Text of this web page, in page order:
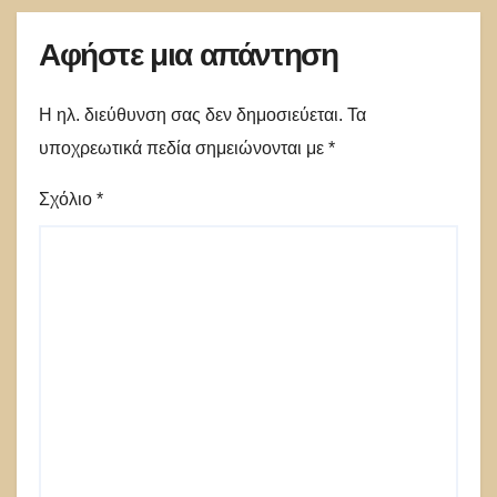
Αφήστε μια απάντηση
Η ηλ. διεύθυνση σας δεν δημοσιεύεται. Τα
υποχρεωτικά πεδία σημειώνονται με *
Σχόλιο *